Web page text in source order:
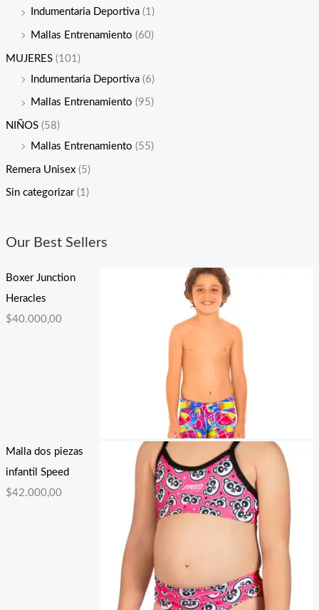
Indumentaria Deportiva (1)
Mallas Entrenamiento (60)
MUJERES (101)
Indumentaria Deportiva (6)
Mallas Entrenamiento (95)
NIÑOS (58)
Mallas Entrenamiento (55)
Remera Unisex (5)
Sin categorizar (1)
Our Best Sellers
Boxer Junction
Heracles
$40.000,00
Malla dos piezas
infantil Speed
$42.000,00